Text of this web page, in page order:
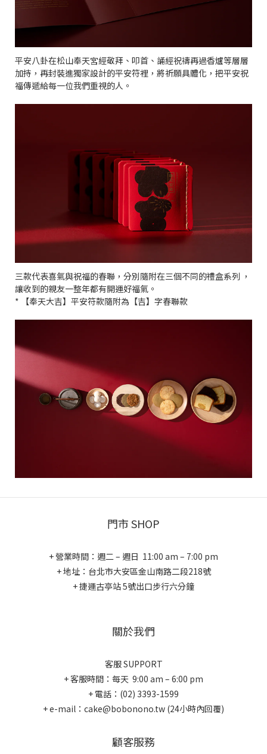
平安八卦在松山奉天宮經敬拜、叩首、誦經祝禱再過香爐等層層
加持，再封裝進獨家設計的平安符裡，將祈願具體化，把平安祝
福傳遞給每一位我們重視的人。
三款代表喜氣與祝福的春聯，分別隨附在三個不同的禮盒系列 ，
讓收到的親友一整年都有開運好福氣。
* 【奉天大吉】平安符款隨附為【吉】字春聯款
門市 SHOP
+ 營業時間：週二 – 週日 11:00 am – 7:00 pm
+ 地址：台北市大安區金山南路二段218號
+ 捷運古亭站 5號出口步行六分鐘
關於我們
客服 SUPPORT
+ 客服時間：每天 9:00 am – 6:00 pm
+ 電話：(02) 3393-1599
+ e-mail：cake@bobonono.tw (24小時內回覆)
顧客服務